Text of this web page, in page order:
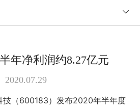
年净利润约8.27亿元
2020.07.29
技（600183）发布2020年半年度